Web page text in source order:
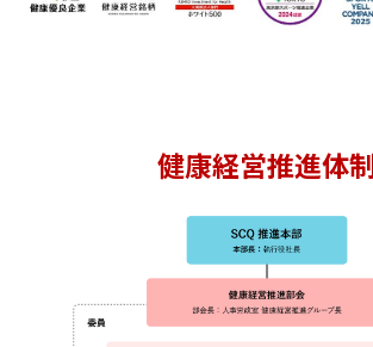
健康経営推進体制